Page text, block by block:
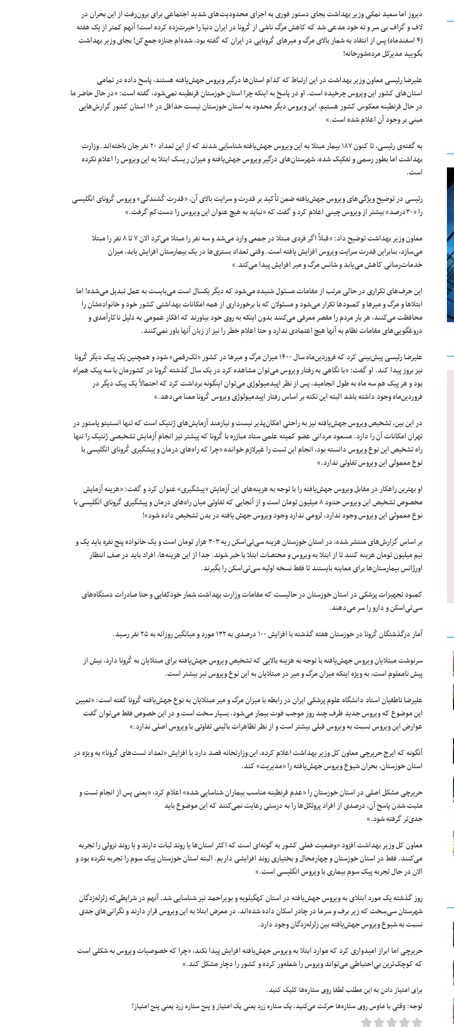
دیروز اما سعید نمکی وزیر بهداشت بجای دستور فوری به اجرای محدودیت‌های شدید اجتماعی برای برون‌رفت از این بحران در
لاف و گزاف بی سر و ته خود مدعی شد که کاهش مرگ ناشی از کُرونا در ایران دنیا را حیرت‌زده کرده است! آنهم کمتر از یک هفته
(۴ اسفندماه) پس از انتقاد به شمار بالای مرگ ‌و میرهای کُرونایی در ایران که گفته بود، شده‌ام جنازه جمع‌کن! بجای وزیر بهداشت
بگویید مدیرکل مرده‌شورخانه‌!
علیرضا رئیسی معاون وزیر بهداشت در این ارتباط که کدام استان‌ها درگیر ویروس جهش‌یافته هستند، پاسخ داده در تمامی
استان‌های کشور این ویروس چرخیده است. او در پاسخ به اینکه چرا استان خوزستان قرنطینه نمی‌شود، گفته است: «در حال حاضر ما
در حال قرنطینه معکوس کشور هستیم، این ویروس دیگر محدود به استان خوزستان نیست حداقل در ۱۶ استان کشور گزارش‌هایی
مبنی بر وجود آن اعلام شده است.»
به گفته‌ی رئیسی، تا کنون ۱۸۷ بیمار مبتلا به این ویروس جهش‌یافته شناسایی شدند که از این تعداد ۲۰ نفر جان باخته‌اند. وزارت
بهداشت اما بطور رسمی و تفکیک شده، شهرستان‌های درگیر ویروس جهش‌یافته و میزان ریسک ابتلا به این ویروس را اعلام نکرده
است.
رئیسی در توضیح ویژگی‌های ویروس جهش‌یافته ضمن تأکید بر قدرت و سرایت بالای آن، «قدرت کُشندگی» ویروس کُرونای انگلیسی
را «۳۰درصد» بیشتر از ویروس چینی اعلام کرد و گفت که «نباید به هیچ عنوان این ویروس را دست‌کم گرفت.»
معاون وزیر بهداشت توضیح داد: «قبلاً اگر فردی مبتلا در جمعی وارد می‌شد و سه نفر را مبتلا می‌کرد الان ۷ تا ۸ نفر را مبتلا
می‌سازد، بنابراین قدرت سرایت ویروس افزایش یافته است. وقتی تعداد بستری‌ها در یک بیمارستان افزایش یابد، میزان
خدمات‌رسانی کاهش می‌یابد و شانس مرگ‌ و ‌میر افزایش پیدا می‌کند.»
این حرف‌های تکراری در حالی مرتب از مقامات مسئول شنیده می‌شود که دیگر یکسال است می‌بایست به عمل تبدیل می‌شده! اما
ابتلاها و مرگ و میرها و کمبودها تکرار می‌شود و مسئولان که با برخورداری از همه امکانات بهداشتی کشور خود و خانواده‌شان را
محافظت می‌کنند، هر بار مردم را مقصر معرفی می‌کنند بدون اینکه به روی خود بیاورند که افکار عمومی به دلیل ناکارآمدی و
دروغگویی‌های مقامات نظام به آنها هیچ اعتمادی ندارد و حتا اعلام خطر را نیز از زبان آنها باور نمی‌کنند.
علیرضا رئیسی پیش‌بینی کرد که فروردین‌ماه سال ۱۴۰۰ میزان مرگ ‌و میرها در کشور «تک‌رقمی» شود و همچنین یک پیک دیگر کُرونا
نیز بروز پیدا کند. او گفت: «با نگاهی به رفتار ویروس می‌توان مشاهده کرد در یک سال گذشته کُرونا در کشورمان با سه پیک همراه
بود و هر پیک هم سه ماه به طول انجامید، پس از نظر اپیدمیولوژی می‌توان اینگونه برداشت کرد که احتمالاً یک پیک دیگر در
فروردین‌ماه وجود داشته باشد البته این نکته بر اساس رفتار اپیدمیولوژی ویروس کُرونا معنا می‌دهد.»
در این بین، تشخیص ویروس جهش‌یافته نیز به راحتی امکان‌پذیر نیست و نیازمند آزمایش‌های ژنتیک است که تنها انستیتو پاستور در
تهران امکانات آن را دارد. مسعود مردانی عضو کمیته علمی ستاد مبازره با کُرونا که پیشتر نیز انجام آزمایش تشخیصی ژنتیک را تنها
راه تشخیص این نوع ویروس دانسته بود، انجام این تست را غیرلازم خوانده «چرا که راه‌های درمان و پیشگیری کُرونای انگلیسی با
نوع معمولی این ویروس تفاوتی ندارد.»
او بهترین راهکار در مقابل ویروس جهش‌یافته را با توجه به هزینه‌های این آزمایش «پیشگیری» عنوان کرد و گفت: «هزینه آزمایش
مخصوص تشخیص این ویروس حدود ۸ میلیون تومان است و از آنجایی که تفاوتی میان را‌ه‌های درمان و پیشگیری کُرونای انگلیسی با
نوع معمولی این ویروس وجود ندارد، لزومی ندارد وجود ویروس جهش یافته در بدن تشخیص داده شود»!
بر اساس گزارش‌های منتشر شده، در استان خوزستان هزینه سی‌تی‌اسکن ریه ۳۰۳ هزار تومان است و یک خانواده پنج نفره باید یک و
نیم میلیون تومان هزینه کنند تا از ابتلا به ویروس و مختصات ابتلا با خبر شوند. جدا از این هزینه‌ها، افراد باید در صف انتظار
اورژانس بیمارستان‌ها برای معاینه بایستند تا فقط نسخه اولیه سی‌تی‌اسکن را بگیرند.
کمبود تجهیزات پزشکی در استان خوزستان در حالیست که مقامات وزارت بهداشت شعار خودکفایی و حتا صادرات دستگاه‌های
سی‌تی‌اسکن و دارو را سر می‌دهند.
آمار درگذشتگان کُرونا در خوزستان هفته گذشته با افزایش ۱۰۰ درصدی به ۱۳۲ مورد و میانگین روزانه به ۲۵ نفر رسید.
سرنوشت مبتلایان ویروس جهش‌یافته با توجه به هزینه بالایی که تشخیص ویروس جهش‌یافته برای مبتلایان به کُرونا دارد، بیش از
پیش نامعلوم است، به ویژه اینکه میزان مرگ ‌و میر در مبتلایان به این نوع ویروس نیز بیشتر است.
علیرضا ناطقیان استاد دانشگاه علوم پزشکی ایران در رابطه با میزان مرگ ‌و میر مبتلایان به نوع جهش‌یافته کُرونا گفته است: «تعیین
این موضوع که ویروس جدید ظرف چند روز موجب فوت بیمار می‌شود، بسیار سخت است و در این خصوص فقط می‌توان گفت
عوارض این ویروس نسبت به ویروس قبلی بیشتر است و از نظر تظاهرات بالینی تفاوتی با ویروس اصلی ندارد.»
آنگونه که ایرج حریرچی معاون کل وزیر بهداشت اعلام کرده، این وزارتخانه قصد دارد با افزایش «تعداد تست‌های کُرونا» به ویژه در
استان خوزستان، بحران شیوع ویروس جهش‌یافته را «مدیریت» کند.
حریرچی مشکل اصلی در استان خوزستان را «عدم قرنطینه مناسب بیماران شناسایی شده» اعلام کرد، «یعنی پس از انجام تست و
مثبت شدن پاسخ آن، درصدی از افراد پروتکل‌ها را به درستی رعایت نمی‌کنند که این موضوع باید
جدی‌تر گرفته شود.»
معاون کل وزیر بهداشت افزود «وضعیت فعلی کشور به گونه‌ای است که اکثر استان‌ها یا روند ثبات دارند و یا روند نزولی را تجربه
می‌کنند. فقط در استان خوزستان و چهارمحال و بختیاری روند افزایشی داریم. البته استان خوزستان پیک سوم را تجربه نکرده بود و
الان در حال تجربه پیک سوم بیماری با ویروس انگلیسی است.»
روز گذشته یک مورد ابتلای به ویروس جهش‌یافته در استان کهگیلویه و بویراحمد نیز شناسایی شد. آنهم در شرایطی‌که زلزله‌زدگان
شهرستان سی‌سخت که زیر برف و سرما در چادر اسکان‌ داده شده‌اند، در معرض ابتلا به این ویروس قرار دارند و نگرانی‌‌های جدی
نسبت به شیوع ویروس جهش‌یافته بین زلزله‌زدگان وجود دارد.
حریرچی اما ابراز امیدواری کرد که موارد ابتلا به ویروس جهش‌یافته افزایش پیدا نکند، «چرا که خصوصیات ویروس به شکلی است
که کوچک‌ترین بی‌احتیاطی می‌تواند ویروس را شعله‌ور کرده و کشور را دچار مشکل کند.»
برای امتیاز دادن به این مطلب لطفا روی ستاره‌ها کلیک کنید.
توجه: وقتی با ماوس روی ستاره‌ها حرکت می‌کنید، یک ستاره زرد یعنی یک امتیاز و پنج ستاره زرد یعنی پنج امتیاز!